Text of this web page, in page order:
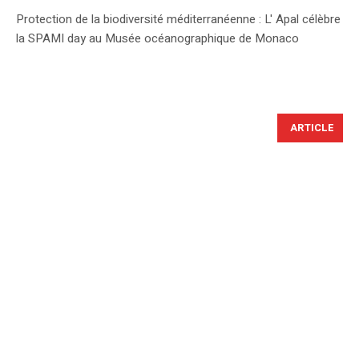
Protection de la biodiversité méditerranéenne : L' Apal célèbre
la SPAMI day au Musée océanographique de Monaco
ARTICLE